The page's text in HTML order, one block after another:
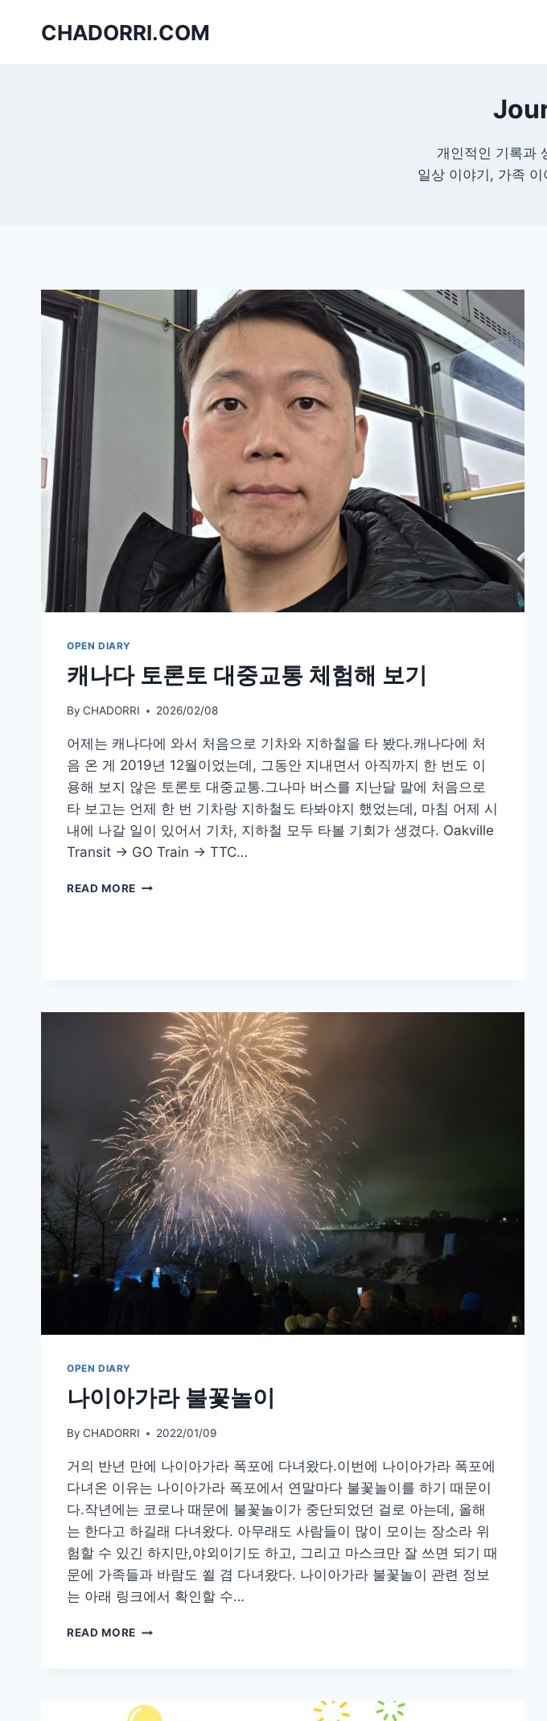
CHADORRI.COM
개인적인 기록과
일상 이야기, 가족
OPEN DIARY
캐나다 토론토 대중교통 체험해 보기
By CHADORRI 2026/02/08
어제는 캐나다에 와서 처음으로 기차와 지하철을 타 봤다.캐나다에 처
음 온 게 2019년 12월이었는데, 그동안 지내면서 아직까지 한 번도 이
용해 보지 않은 토론토 대중교통.그나마 버스를 지난달 말에 처음으로
타 보고는 언제 한 번 기차랑 지하철도 타봐야지 했었는데, 마침 어제 시
내에 나갈 일이 있어서 기차, 지하철 모두 타볼 기회가 생겼다. Oakville
Transit → GO Train → TTC…
READ MORE 캐
보
기
OPEN DIARY
나이아가라 불꽃놀이
By CHADORRI 2022/01/09
거의 반년 만에 나이아가라 폭포에 다녀왔다.이번에 나이아가라 폭포에
다녀온 이유는 나이아가라 폭포에서 연말마다 불꽃놀이를 하기 때문이
다.작년에는 코로나 때문에 불꽃놀이가 중단되었던 걸로 아는데, 올해
는 한다고 하길래 다녀왔다. 아무래도 사람들이 많이 모이는 장소라 위
험할 수 있긴 하지만,야외이기도 하고, 그리고 마스크만 잘 쓰면 되기 때
문에 가족들과 바람도 쐴 겸 다녀왔다. 나이아가라 불꽃놀이 관련 정보
는 아래 링크에서 확인할 수…
READ MORE 나
불